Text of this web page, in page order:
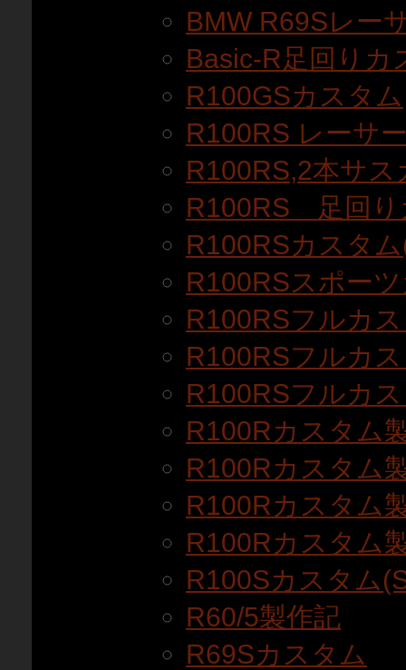
BMW R69Sレー
Basic-R足回りカ
R100GSカスタム
R100RS レーサ
R100RS,2本サス
R100RS 足回り
R100RSカスタ
R100RSスポー
R100RSフルカ
R100RSフルカ
R100RSフルカ
R100Rカスタム
R100Rカスタム
R100Rカスタム
R100Rカスタム
R100Sカスタム
R60/5製作記
R69Sカスタム